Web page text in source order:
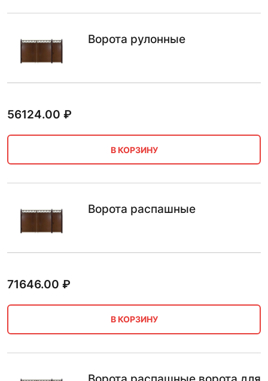
Ворота рулонные
56124.00 ₽
В КОРЗИНУ
Ворота распашные
71646.00 ₽
В КОРЗИНУ